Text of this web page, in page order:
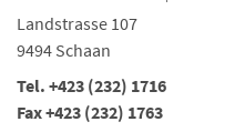
Landstrasse 107
9494 Schaan
Tel. +423 (232) 1716
Fax +423 (232) 1763